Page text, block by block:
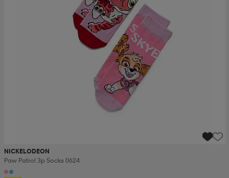
NICKELODEON
Paw Patrol 3p Socks 0624